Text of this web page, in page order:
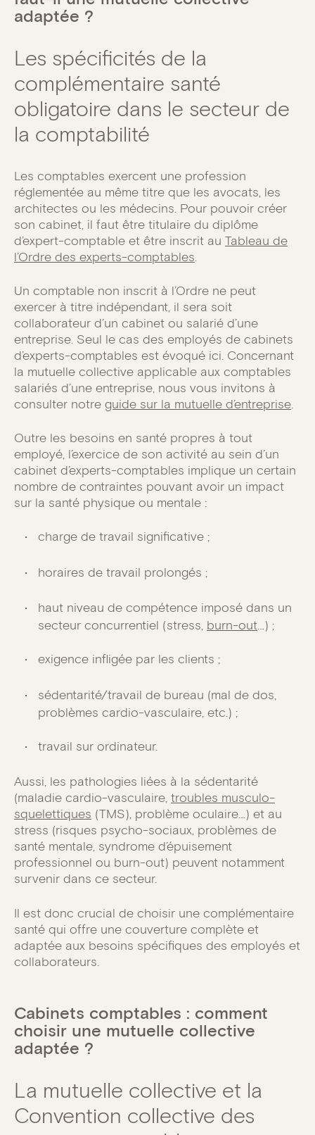
adaptée ?
Les spécificités de la
complémentaire santé
obligatoire dans le secteur de
la comptabilité
Les comptables exercent une profession
réglementée au même titre que les avocats, les
architectes ou les médecins. Pour pouvoir créer
son cabinet, il faut être titulaire du diplôme
d’expert-comptable et être inscrit au Tableau de
l’Ordre des experts-comptables.
Un comptable non inscrit à l’Ordre ne peut
exercer à titre indépendant, il sera soit
collaborateur d’un cabinet ou salarié d’une
entreprise. Seul le cas des employés de cabinets
d’experts-comptables est évoqué ici. Concernant
la mutuelle collective applicable aux comptables
salariés d’une entreprise, nous vous invitons à
consulter notre guide sur la mutuelle d’entreprise.
Outre les besoins en santé propres à tout
employé, l’exercice de son activité au sein d’un
cabinet d’experts-comptables implique un certain
nombre de contraintes pouvant avoir un impact
sur la santé physique ou mentale :
charge de travail significative ;
horaires de travail prolongés ;
haut niveau de compétence imposé dans un
secteur concurrentiel (stress, burn-out…) ;
exigence infligée par les clients ;
sédentarité/travail de bureau (mal de dos,
problèmes cardio-vasculaire, etc.) ;
travail sur ordinateur.
Aussi, les pathologies liées à la sédentarité
(maladie cardio-vasculaire, troubles musculo-
squelettiques (TMS), problème oculaire…) et au
stress (risques psycho-sociaux, problèmes de
santé mentale, syndrome d’épuisement
professionnel ou burn-out) peuvent notamment
survenir dans ce secteur.
Il est donc crucial de choisir une complémentaire
santé qui offre une couverture complète et
adaptée aux besoins spécifiques des employés et
collaborateurs.
Cabinets comptables : comment
choisir une mutuelle collective
adaptée ?
La mutuelle collective et la
Convention collective des